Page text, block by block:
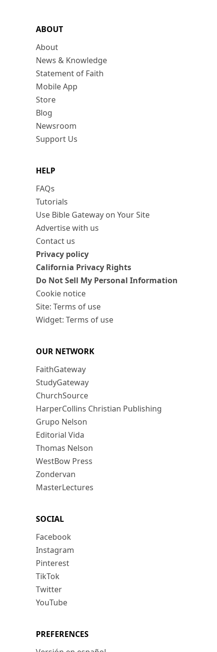
ABOUT
About
News & Knowledge
Statement of Faith
Mobile App
Store
Blog
Newsroom
Support Us
HELP
FAQs
Tutorials
Use Bible Gateway on Your Site
Advertise with us
Contact us
Privacy policy
California Privacy Rights
Do Not Sell My Personal Information
Cookie notice
Site: Terms of use
Widget: Terms of use
OUR NETWORK
FaithGateway
StudyGateway
ChurchSource
HarperCollins Christian Publishing
Grupo Nelson
Editorial Vida
Thomas Nelson
WestBow Press
Zondervan
MasterLectures
SOCIAL
Facebook
Instagram
Pinterest
TikTok
Twitter
YouTube
PREFERENCES